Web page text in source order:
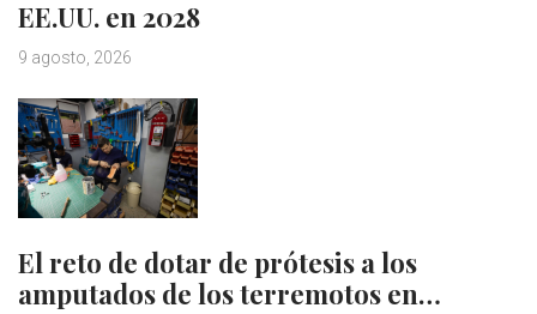
EE.UU. en 2028
9 agosto, 2026
El reto de dotar de prótesis a los
amputados de los terremotos en…